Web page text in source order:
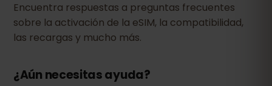
Encuentra respuestas a preguntas frecuentes
sobre la activación de la eSIM, la compatibilidad,
las recargas y mucho más.
¿Aún necesitas ayuda?